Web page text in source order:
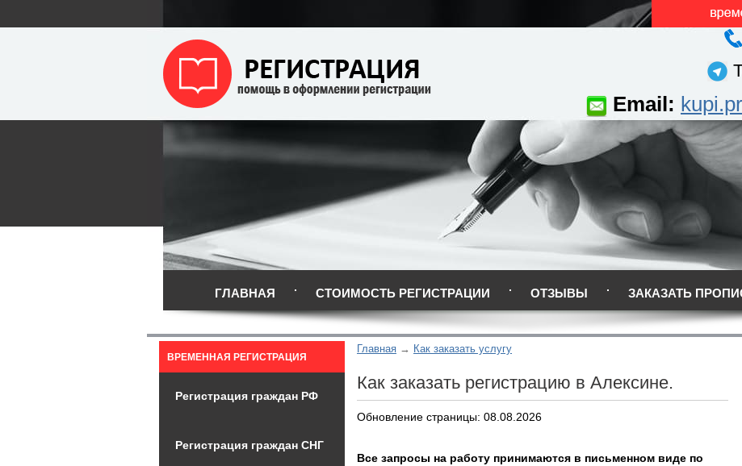
Email:
ГЛАВНАЯ СТОИМОСТЬ РЕГИСТРАЦИИ ОТЗЫВЫ ЗАКАЗАТЬ
Главная Как заказать услугу
Как заказать регистрацию в Алексине.
Обновление страницы: 08.08.2026
Все запросы на работу принимаются в письменном виде по
ВРЕМЕННАЯ РЕГИСТРАЦИЯ
Регистрация граждан РФ
Регистрация граждан СНГ